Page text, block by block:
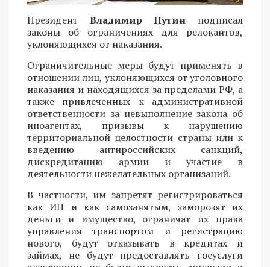
Президент Владимир Путин подписал
законы об ограничениях для релокантов,
уклоняющихся от наказания.
Ограничительные меры будут применять в
отношении лиц, уклоняющихся от уголовного
наказания и находящихся за пределами РФ, а
также привлеченных к административной
ответственности за невыполнение закона об
иноагентах, призывы к нарушению
территориальной целостности страны или к
введению антироссийских санкций,
дискредитацию армии и участие в
деятельности нежелательных организаций.
В частности, им запретят регистрироваться
как ИП и как самозанятым, заморозят их
деньги и имущество, ограничат их права
управления транспортом и регистрацию
нового, будут отказывать в кредитах и
займах, не будут предоставлять госуслуги